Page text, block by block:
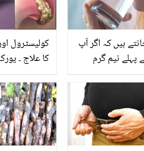
کولیسٹرول
کا علاج ۔
رکھنے کا
ہیں کہ اگر آپ
نیم گرم
سے پہلے نیم
کے چند
فوائد